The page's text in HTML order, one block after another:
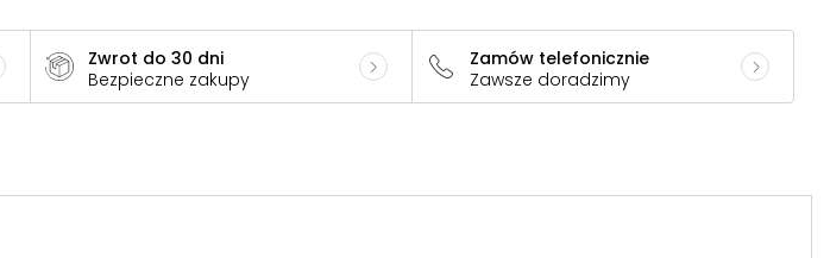
Zwrot do 30 dni
Bezpieczne zakupy
Zamów telefonicznie
Zawsze doradzimy